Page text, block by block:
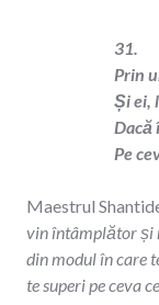
31.
Prin
Și ei,
Dacă
Pe
Maestrul
vin întâmplător și
din modul în care
te superi pe ceva